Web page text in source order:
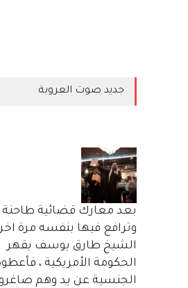
جديد صوت العروبة
بعد معارك قضائية
وترافع فيها بنفسه مرة
الشيخ طارق يوسف يقهر
الحكومة الأمريكية ،
الجنسية عن يد وهم